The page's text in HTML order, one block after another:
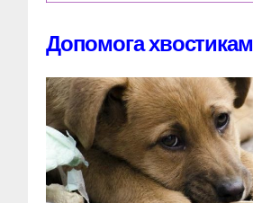
Допомога хвостикам